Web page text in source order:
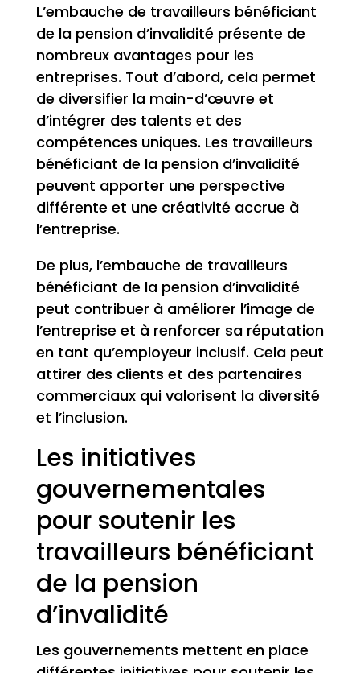
L’embauche de travailleurs bénéficiant
de la pension d’invalidité présente de
nombreux avantages pour les
entreprises. Tout d’abord, cela permet
de diversifier la main-d’œuvre et
d’intégrer des talents et des
compétences uniques. Les travailleurs
bénéficiant de la pension d’invalidité
peuvent apporter une perspective
différente et une créativité accrue à
l’entreprise.
De plus, l’embauche de travailleurs
bénéficiant de la pension d’invalidité
peut contribuer à améliorer l’image de
l’entreprise et à renforcer sa réputation
en tant qu’employeur inclusif. Cela peut
attirer des clients et des partenaires
commerciaux qui valorisent la diversité
et l’inclusion.
Les initiatives
gouvernementales
pour soutenir les
travailleurs bénéficiant
de la pension
d’invalidité
Les gouvernements mettent en place